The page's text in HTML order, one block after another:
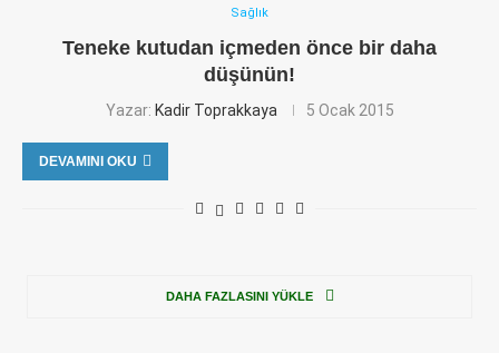
Sağlık
Teneke kutudan içmeden önce bir daha
düşünün!
Yazar: Kadir Toprakkaya 5 Ocak 2015
DEVAMINI OKU
DAHA FAZLASINI YÜKLE